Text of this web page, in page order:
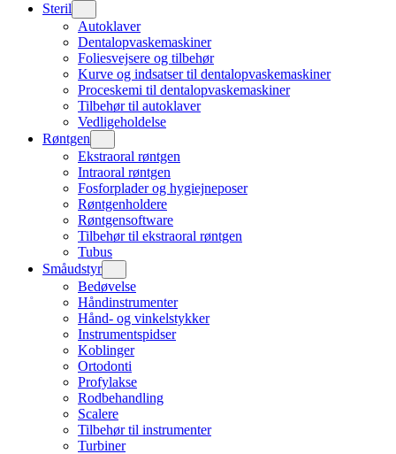
Steril
Autoklaver
Dentalopvaskemaskiner
Foliesvejsere og tilbehør
Kurve og indsatser til dentalopvaskemaskiner
Proceskemi til dentalopvaskemaskiner
Tilbehør til autoklaver
Vedligeholdelse
Røntgen
Ekstraoral røntgen
Intraoral røntgen
Fosforplader og hygiejneposer
Røntgenholdere
Røntgensoftware
Tilbehør til ekstraoral røntgen
Tubus
Småudstyr
Bedøvelse
Håndinstrumenter
Hånd- og vinkelstykker
Instrumentspidser
Koblinger
Ortodonti
Profylakse
Rodbehandling
Scalere
Tilbehør til instrumenter
Turbiner